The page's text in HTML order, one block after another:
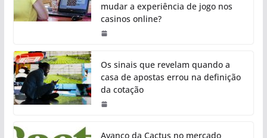
mudar a experiência de jogo nos
casinos online?
Os sinais que revelam quando a
casa de apostas errou na definição
da cotação
Avanço da Cactus no mercado